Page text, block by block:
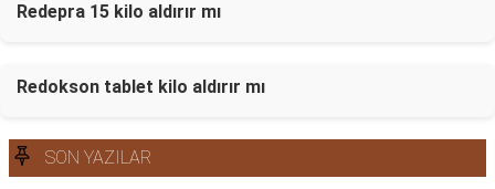
Redepra 15 kilo aldırır mı
Redokson tablet kilo aldırır mı
SON YAZILAR